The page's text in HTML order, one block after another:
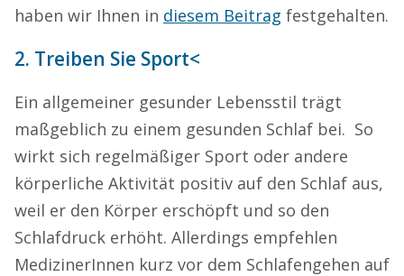
haben wir Ihnen in diesem Beitrag festgehalten.
2. Treiben Sie Sport<
Ein allgemeiner gesunder Lebensstil trägt
maßgeblich zu einem gesunden Schlaf bei. So
wirkt sich regelmäßiger Sport oder andere
körperliche Aktivität positiv auf den Schlaf aus,
weil er den Körper erschöpft und so den
Schlafdruck erhöht. Allerdings empfehlen
MedizinerInnen kurz vor dem Schlafengehen auf